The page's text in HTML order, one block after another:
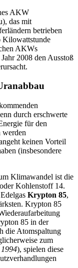
AKW
das mit
betrieben
Kilowattstunde
AKWs
2008 den Ausstoß
durch erschwerte
für den
werden
keinen Vorteil
(insbesondere
Klimawandel ist die
Kohlenstoff 14.
Krypton 85,
Krypton 85
85 in der
die Atomspaltung
zum
), spielen diese